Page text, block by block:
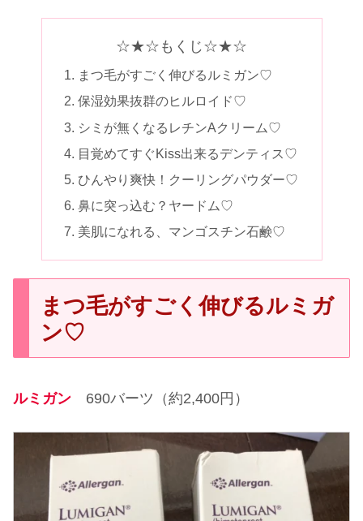
☆★☆もくじ☆★☆
まつ毛がすごく伸びるルミガン♡
保湿効果抜群のヒルロイド♡
シミが無くなるレチンAクリーム♡
目覚めてすぐKiss出来るデンティス♡
ひんやり爽快！クーリングパウダー♡
鼻に突っ込む？ヤードム♡
美肌になれる、マンゴスチン石鹸♡
まつ毛がすごく伸びるルミガ
ン♡
ルミガン 690バーツ（約2,400円）